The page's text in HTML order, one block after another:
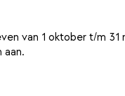
van 1 oktober t/m
aan.